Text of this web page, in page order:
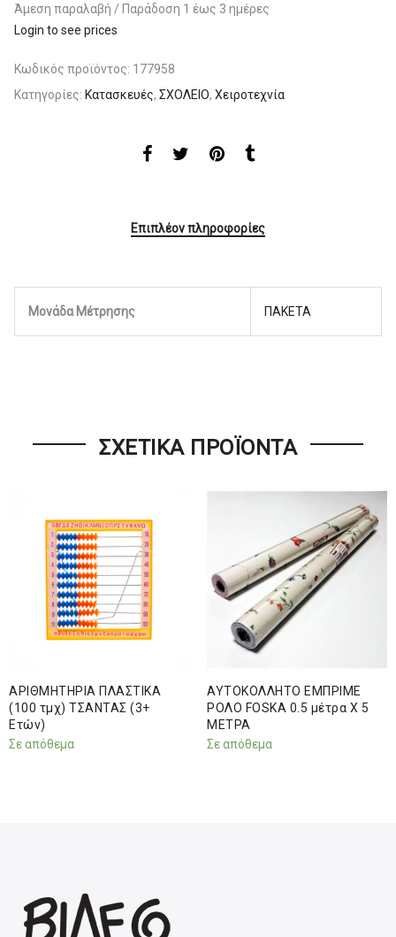
Άμεση παραλαβή / Παράδoση 1 έως 3 ημέρες
Login to see prices
Κωδικός προϊόντος: 177958
Κατηγορίες: Κατασκευές, ΣΧΟΛΕΙΟ, Χειροτεχνία
Επιπλέον πληροφορίες
Μονάδα Μέτρησης ΠΑΚΕΤΑ
ΣΧΕΤΙΚΆ ΠΡΟΪΌΝΤΑ
ΑΡΙΘΜΗΤΗΡΙΑ ΠΛΑΣΤΙΚΑ
(100 τμχ) ΤΣΑΝΤΑΣ (3+
Ετών)
Σε απόθεμα
ΑΥΤΟΚΟΛΛΗΤΟ ΕΜΠΡΙΜΕ
ΡΟΛΟ FOSKA 0.5 μέτρα Χ 5
ΜΕΤΡΑ
Σε απόθεμα